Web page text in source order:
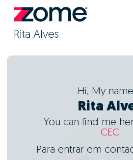
Rita Alves
Hi, My
Rita
You can find me
CEC
Para entrar em